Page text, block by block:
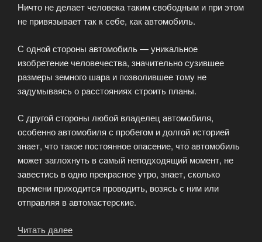
Ничто не делает человека таким свободным и при этом
не привязывает так к себе, как автомобиль.
С одной стороны автомобиль — уникальное
изобретение человечества, значительно сузившее
размеры земного шара и позволившее тому не
задумываясь о расстояниях строить планы.
С другой стороны любой владелец автомобиля,
особенно автомобиля с пробегом и долгой историей
знает, что такое постоянное опасение, что автомобиль
может заглохнуть в самый неподходящий момент, не
завестись в одно прекрасное утро, знает, сколько
времени приходится проводить, возясь с ним или
отправляя в автомастерские.
Читать далее